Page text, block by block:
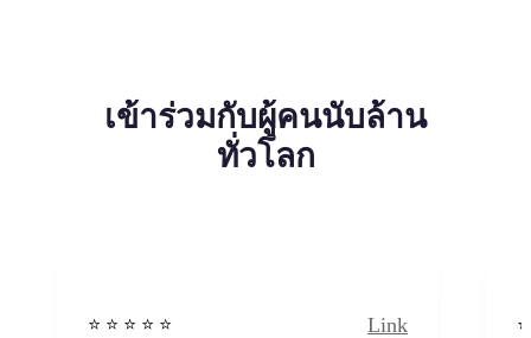
เข้าร่วมกับผู้คนนับล้าน
ทั่วโลก
⭐️ ⭐️ ⭐️ ⭐ ⭐️ Link